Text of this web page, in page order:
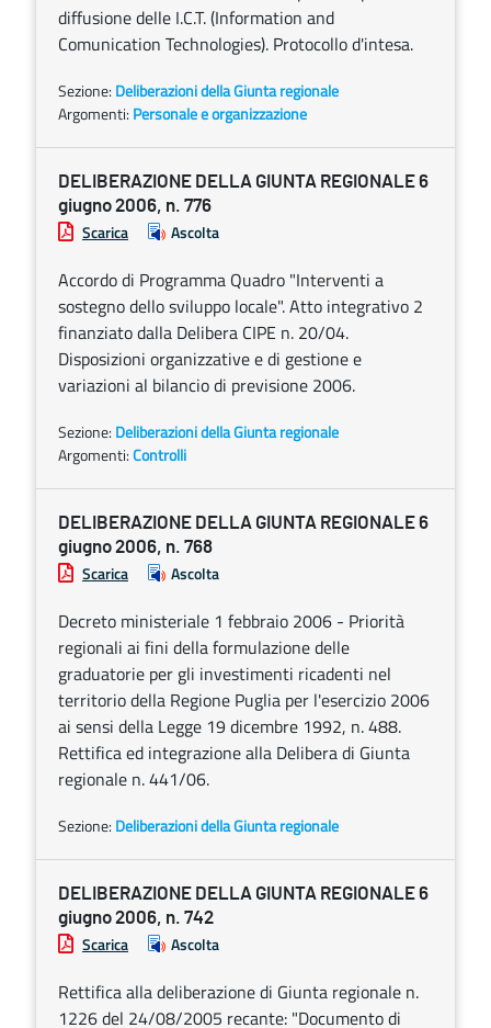
diffusione delle I.C.T. (Information and
Comunication Technologies). Protocollo d'intesa.
Sezione: Deliberazioni della Giunta regionale
Argomenti: Personale e organizzazione
DELIBERAZIONE DELLA GIUNTA REGIONALE 6
giugno 2006, n. 776
Scarica Ascolta
Accordo di Programma Quadro "Interventi a
sostegno dello sviluppo locale". Atto integrativo 2
finanziato dalla Delibera CIPE n. 20/04.
Disposizioni organizzative e di gestione e
variazioni al bilancio di previsione 2006.
Sezione: Deliberazioni della Giunta regionale
Argomenti:Controlli
DELIBERAZIONE DELLA GIUNTA REGIONALE 6
giugno 2006, n. 768
Scarica Ascolta
Decreto ministeriale 1 febbraio 2006 - Priorità
regionali ai fini della formulazione delle
graduatorie per gli investimenti ricadenti nel
territorio della Regione Puglia per l'esercizio 2006
ai sensi della Legge 19 dicembre 1992, n. 488.
Rettifica ed integrazione alla Delibera di Giunta
regionale n. 441/06.
Sezione: Deliberazioni della Giunta regionale
DELIBERAZIONE DELLA GIUNTA REGIONALE 6
giugno 2006, n. 742
Scarica Ascolta
Rettifica alla deliberazione di Giunta regionale n.
1226 del 24/08/2005 recante: "Documento di